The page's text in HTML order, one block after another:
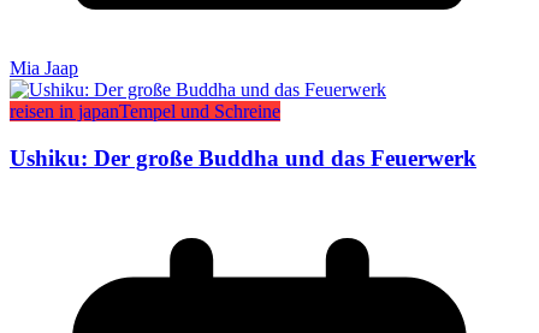
Mia Jaap
reisen in japanTempel und Schreine
Ushiku: Der große Buddha und das Feuerwerk